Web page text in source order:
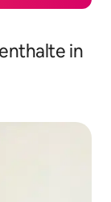
in